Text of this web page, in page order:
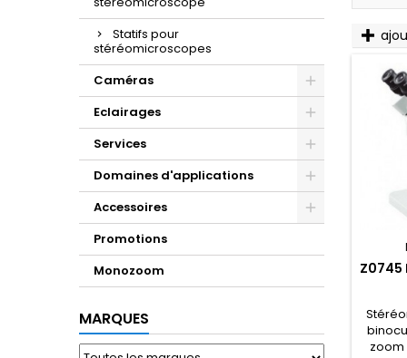
Statifs pour
stéréomicroscopes
Caméras
Eclairages
Services
Domaines d'applications
Accessoires
Promotions
Monozoom
MARQUES
Z0745
zoom